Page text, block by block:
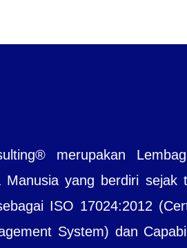
merupakan
yang berdiri sejak
ISO 17024:2012
System) dan